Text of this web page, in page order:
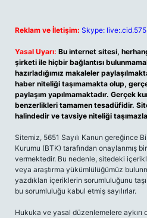
Reklam ve İletişim: Skype:
Yasal Uyarı: Bu internet sitesi,
şirketi ile hiçbir bağlantısı
hazırladığımız makaleler
haber niteliği taşımamakta olup,
paylaşım yapılmamaktadır. Gerçek
benzerlikleri tamamen tesadüfidir.
halindedir ve tavsiye niteliği
Sitemiz, 5651 Sayılı Kanun gereğince
Kurumu (BTK) tarafından onaylanmış
vermektedir. Bu nedenle, sitedeki
veya araştırma yükümlülüğümüz
yazdıkları içeriklerin sorumluluğunu
bu sorumluluğu kabul etmiş sayılırlar.
Hukuka ve yasal düzenlemelere aykırı